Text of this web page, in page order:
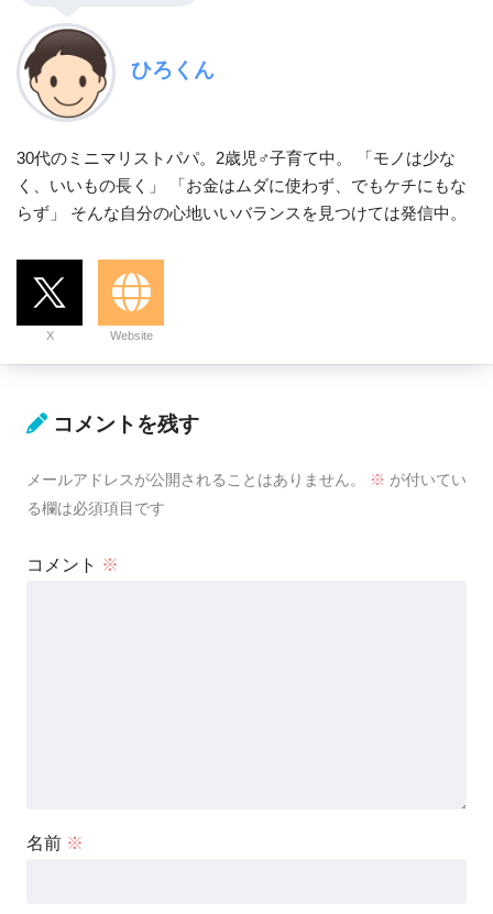
ひろくん
30代のミニマリストパパ。2歳児♂子育て中。 「モノは少な
く、いいもの長く」 「お金はムダに使わず、でもケチにもな
らず」 そんな自分の心地いいバランスを見つけては発信中。
X Website
コメントを残す
メールアドレスが公開されることはありません。 ※ が付いてい
る欄は必須項目です
コメント ※
名前 ※